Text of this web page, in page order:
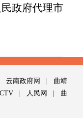
政府代理市
云南政府网
曲靖
人民网
曲